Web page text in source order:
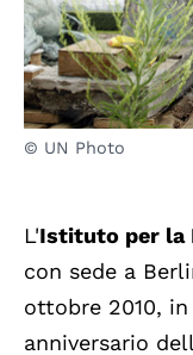
© UN Photo
L'Istituto per la
con sede a
ottobre 2010,
anniversario